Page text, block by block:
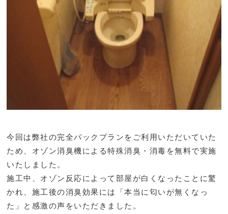
今回は弊社の完全パックプランをご利用いただいていた
ため、オゾン消臭機による特殊消臭・消毒を無料で実施
いたしました。
施工中、オゾン反応によって部屋が白くなったことに驚
かれ、施工後の消臭効果には「本当に匂いが無くなっ
た」と感激の声をいただきました。